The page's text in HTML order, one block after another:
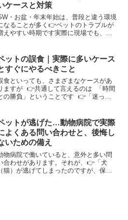
ケースと対策
・お盆・年末年始は、普段と違う環境
なることが多く👉ペットのトラブルが
えやすい時期です実際に現場でも、こ
・長距離移動で車酔い・ドッグランで
ガやトラブル・落...
ットの誤食｜実際に多いケース
すぐにやるべきこと
食といっても、さまざまなケースがあ
ますが 👉共通して言えるのは 「時間
の勝負」ということです 👉「迷った
す 「治療になると数万円〜かかること
あり...
ットが逃げた…動物病院で実際
よくある問い合わせと、後悔し
いための備え
物病院で働いていると、意外と多い問
合わせがあります。それが、👉「犬
（猫）が逃げてしまったのですが、保護